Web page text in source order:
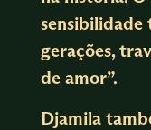
sensibilidade
gerações,
de amor”.
Djamila